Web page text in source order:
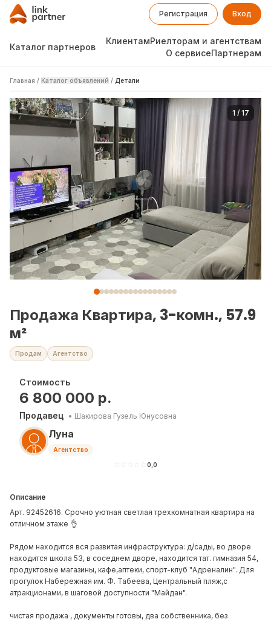
Регистрация Вход
Каталог партнеров
КлиентамРиелторам и агентствам
О сервисеПартнерам
Главная / Каталог объявлений / Детали
1 / 17
Продажа Квартира, 3-комн., 57.9
м²
Продам Агентство
Стоимость
6 800 000 р.
Продавец • Шакирова Гузель Юнусовна
Луна
Агентство
0,0
Описание
Арт. 92452616. Срочно уютная светлая трехкомнатная квартира на
отличном этаже 👌
Рядом находится вся развитая инфраструктура: д/сады, во дворе
находится школа 53, в соседнем дворе, находится тат. гимназия 54,
продуктовые магазины, кафе,аптеки, спорт-клуб "Адреналин". Для
прогулок Набережная им. Ф. Табеева, Центральный пляж,с
атракционами, в шаговой доступности "Майдан".
чистая продажа , документы готовы, два собственника, без